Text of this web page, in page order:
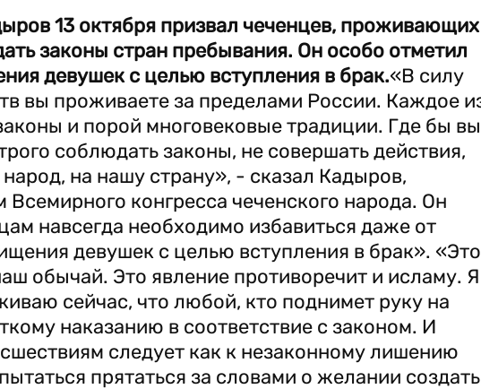
13 октября призвал чеченцев,
законы стран пребывания. Он особо отметил
девушек с целью вступления в брак.«В силу
вы проживаете за пределами России. Каждое
и порой многовековые традиции. Где бы вы
соблюдать законы, не совершать действия,
на нашу страну», - сказал Кадыров,
Всемирного конгресса чеченского народа. Он
навсегда необходимо избавиться даже от
девушек с целью вступления в брак». «Это
обычай. Это явление противоречит и исламу. Я
сейчас, что любой, кто поднимет руку на
наказанию в соответствие с законом. И
следует как к незаконному лишению
прятаться за словами о желании создать